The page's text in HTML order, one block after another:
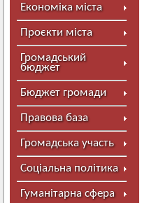
Економіка міста
Проєкти міста
Громадський
бюджет
Бюджет громади
Правова база
Громадська участь
Соціальна політика
Гуманітарна сфера